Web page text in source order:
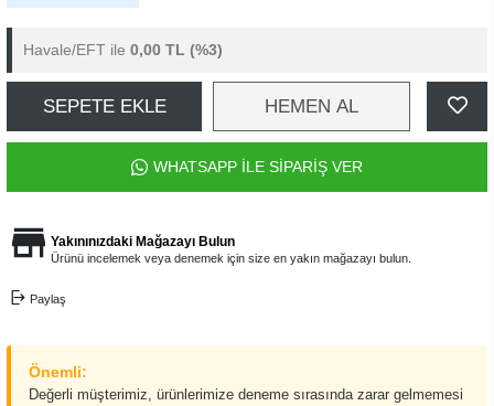
Havale/EFT ile 0,00 TL (%3)
SEPETE EKLE HEMEN AL
WHATSAPP İLE SİPARİŞ VER
Yakınınızdaki Mağazayı Bulun
Ürünü incelemek veya denemek için size en yakın mağazayı bulun.
Paylaş
Önemli:
Değerli müşterimiz, ürünlerimize deneme sırasında zarar gelmemesi